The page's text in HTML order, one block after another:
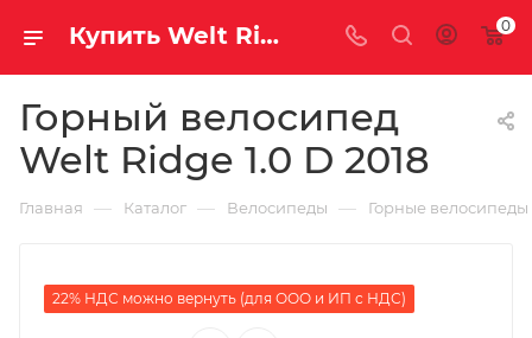
Купить Welt Ridge 1.0 D 2018 за рублей, а со скидкой 0
Горный велосипед
Welt Ridge 1.0 D 2018
Главная — Каталог — Велосипеды — Горные велосипеды
22% НДС можно вернуть (для ООО и ИП с НДС)